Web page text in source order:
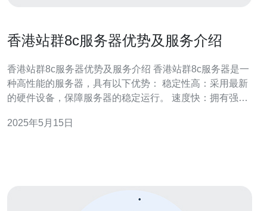
香港站群8c服务器优势及服务介绍
香港站群8c服务器优势及服务介绍 香港站群8c服务器是一
种高性能的服务器，具有以下优势： 稳定性高：采用最新
的硬件设备，保障服务器的稳定运行。 速度快：拥有强大
强：提供安全防护措施，保护网站数据不受攻击。 灵活性
2025年5月15日